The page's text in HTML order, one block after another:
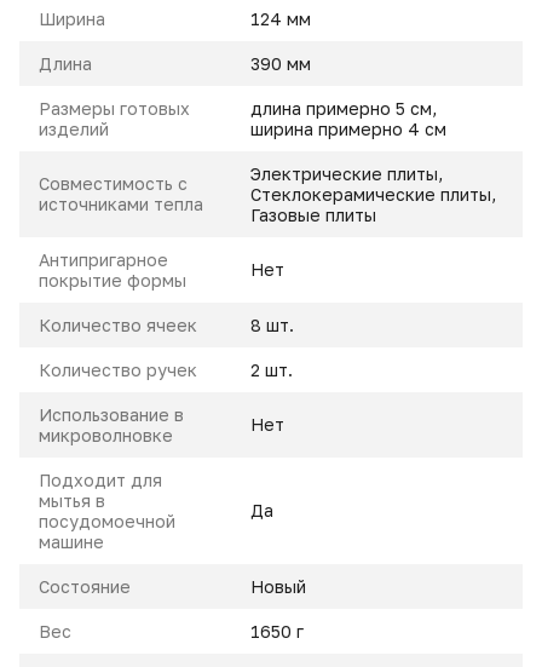
Ширина 124 мм
Длина 390 мм
Размеры готовых
изделий
длина примерно 5 см,
ширина примерно 4 см
Совместимость с
источниками тепла
Электрические плиты,
Стеклокерамические плиты,
Газовые плиты
Антипригарное
покрытие формы
Нет
Количество ячеек 8 шт.
Количество ручек 2 шт.
Использование в
микроволновке
Нет
Подходит для
мытья в
посудомоечной
машине
Да
Состояние Новый
Вес 1650 г